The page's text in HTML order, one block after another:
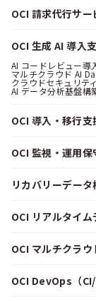
OCI 請求代行サー
OCI 生成 AI 導入
AI コードレビュー導
マルチクラウド AI
クラウドセキュリテ
AI データ分析基盤構
OCI 導入・移行支
OCI 監視・運用保
リカバリーデー
OCI リアルタイ
OCI マルチクラ
OCI DevOps（